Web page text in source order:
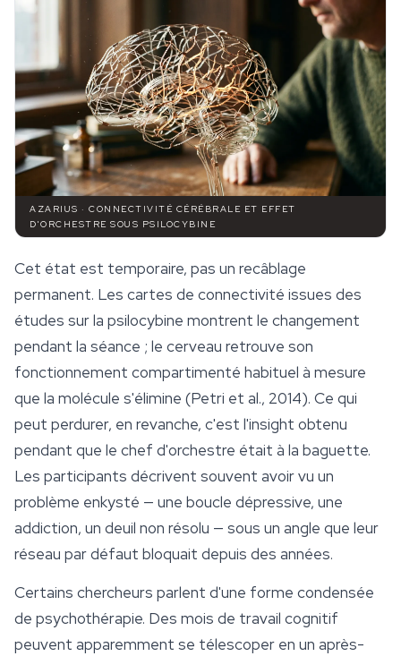
AZARIUS · CONNECTIVITÉ CÉRÉBRALE ET EFFET
D'ORCHESTRE SOUS PSILOCYBINE
Cet état est temporaire, pas un recâblage
permanent. Les cartes de connectivité issues des
études sur la psilocybine montrent le changement
pendant la séance ; le cerveau retrouve son
fonctionnement compartimenté habituel à mesure
que la molécule s'élimine (Petri et al., 2014). Ce qui
peut perdurer, en revanche, c'est l'insight obtenu
pendant que le chef d'orchestre était à la baguette.
Les participants décrivent souvent avoir vu un
problème enkysté — une boucle dépressive, une
addiction, un deuil non résolu — sous un angle que leur
réseau par défaut bloquait depuis des années.
Certains chercheurs parlent d'une forme condensée
de psychothérapie. Des mois de travail cognitif
peuvent apparemment se télescoper en un après-